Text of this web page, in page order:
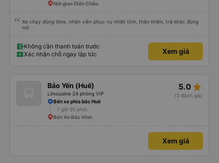
Nút giao Diễn Châu
Xe chạy đúng time, nhân viên phục vụ nhiệt tình, thân thiện, trả khác đúng
nơi
Không cần thanh toán trước
Xác nhận chỗ ngay lập tức
Xem giá
Bảo Yến (Huế)
Limousine 24 phòng VIP
5.0 star_rate
(3 đánh giá)
Bến xe phía bắc Huế
7 giờ 30 phút
Bến Xe Bắc Vinh.
Xem giá